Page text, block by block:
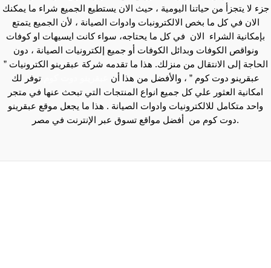
جزء لا يتجزأ من حياتنا اليومية ، حيث الان يستطيع الجميع شراء ما يمكنك
الان في كل ما بخص الالكترونبات وادوات الصيانة ، لأن الجميع يتمتع
بإمكانية الشراء الان في كل ما يحتاجه، سواء كانت ايسيهات او كوفات
ونواقص الكوفات وبدائل الكوفات أو جميع إلكترونيات الصيانة ، دون
الحاجة إلى الانتقال من منزلك. هذا ما تقدمه شركة عبقرينو الكترونيات ”
عبقرينو دوت كوم ” ، والأفضل من هذا أن
توفر لك
امكانية العثور علي كل جميع انواع المنتجات التي تبحث عنها في متجر
واحد متكامل للالكترونيات وادوات الصيانة . هذا ما يجعل موقع عبقرينو
دوت كوم من أفضل مواقع تسوق عبر الإنترنت في مصر.